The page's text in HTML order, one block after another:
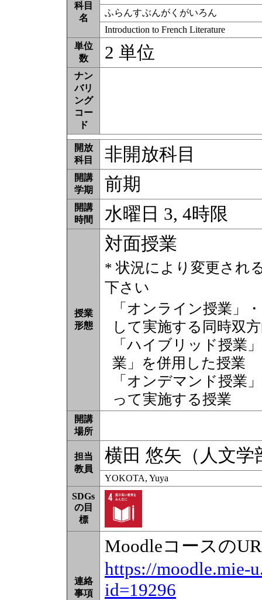
科目
名
ふらんすぶんがくがいろん
Introduction to French Literature
単位
数
2 単位
ナン
バリ
ング
コー
ド
開放
科目
非開放科目
開講
学期
前期
開講
時間
水曜日 3, 4時限
授業
形態
対面授業
* 状況により変更され
下さい
「オンライン授業」
して実施する同時双
「ハイブリッド授業
業」を併用した授業
「オンデマンド授業
って実施する授業
開講
場所
担当
教員
横田 悠矢（人文学
YOKOTA, Yuya
SDGs
の目
標
連絡
事項
Moodleコースの
https://moodle.mie-
id=19296